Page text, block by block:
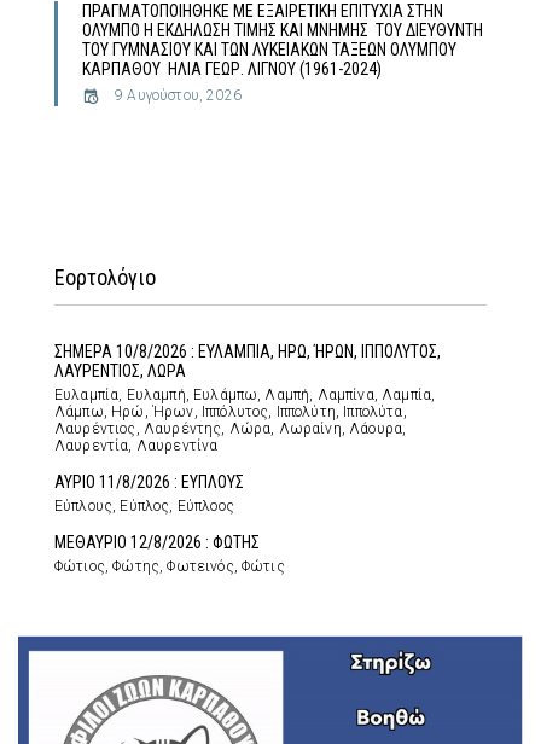
ΠΡΑΓΜΑΤΟΠΟΙΗΘΗΚΕ ΜΕ ΕΞΑΙΡΕΤΙΚΗ ΕΠΙΤΥΧΙΑ ΣΤΗΝ
ΟΛΥΜΠΟ Η ΕΚΔΗΛΩΣΗ ΤΙΜΗΣ ΚΑΙ ΜΝΗΜΗΣ ΤΟΥ ΔΙΕΥΘΥΝΤΗ
ΤΟΥ ΓΥΜΝΑΣΙΟΥ ΚΑΙ ΤΩΝ ΛΥΚΕΙΑΚΩΝ ΤΑΞΕΩΝ ΟΛΥΜΠΟΥ
ΚΑΡΠΑΘΟΥ ΗΛΙΑ ΓΕΩΡ. ΛΙΓΝΟΥ (1961-2024)
9 Αυγούστου, 2026
Εορτολόγιο
ΣΗΜΕΡΑ 10/8/2026 : ΕΥΛΑΜΠΙΑ, ΗΡΩ, ΉΡΩΝ, ΙΠΠΟΛΥΤΟΣ,
ΛΑΥΡΕΝΤΙΟΣ, ΛΩΡΑ
Ευλαμπία, Ευλαμπή, Ευλάμπω, Λαμπή, Λαμπίνα, Λαμπία,
Λάμπω, Ηρώ, Ήρων, Ιππόλυτος, Ιππολύτη, Ιππολύτα,
Λαυρέντιος, Λαυρέντης, Λώρα, Λωραίνη, Λάουρα,
Λαυρεντία, Λαυρεντίνα
ΑΥΡΙΟ 11/8/2026 : ΕΥΠΛΟΥΣ
Εύπλους, Εύπλος, Εύπλοος
ΜΕΘΑΥΡΙΟ 12/8/2026 : ΦΩΤΗΣ
Φώτιος, Φώτης, Φωτεινός, Φώτις